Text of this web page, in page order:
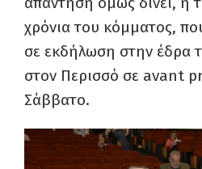
χρόνια του κόμματος,
σε εκδήλωση στην έδρα
στον Περισσό σε avant
Σάββατο.